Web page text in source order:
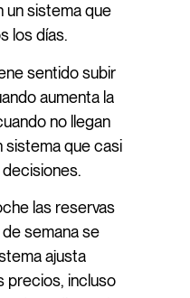
un sistema que
los días.
sentido subir
aumenta la
no llegan
sistema que casi
las reservas
semana se
ajusta
precios, incluso